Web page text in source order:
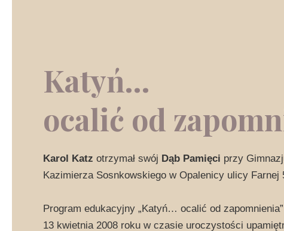
Katyń…
ocalić od
Karol Katz otrzymał swój Dąb Pamięci przy
Kazimierza Sosnkowskiego w Opalenicy ulicy Farnej
Program edukacyjny „Katyń… ocalić od
13 kwietnia 2008 roku w czasie uroczystości